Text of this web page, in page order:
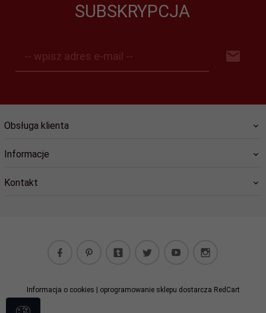
SUBSKRYPCJA
-- wpisz adres e-mail --
Obsługa klienta
Informacje
Kontakt
Informacja o cookies | oprogramowanie sklepu dostarcza RedCart